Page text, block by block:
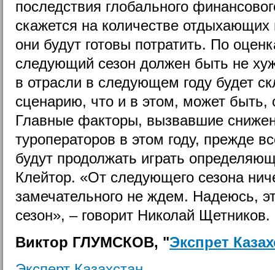
последствия глобального
скажется на количестве
они будут готовы потратить. По
следующий сезон должен быть не
в отрасли в следующем году будет
сценарию, что и в этом, может
Главные факторы, вызвавшие
туроператоров в этом году, прежде
будут продолжать играть
Клейтор. «От следующего сезона
замечательного не ждем. Надеюсь,
сезон», – говорит Николай Щетников.
Виктор ГЛУМСКОВ, "Экспрет